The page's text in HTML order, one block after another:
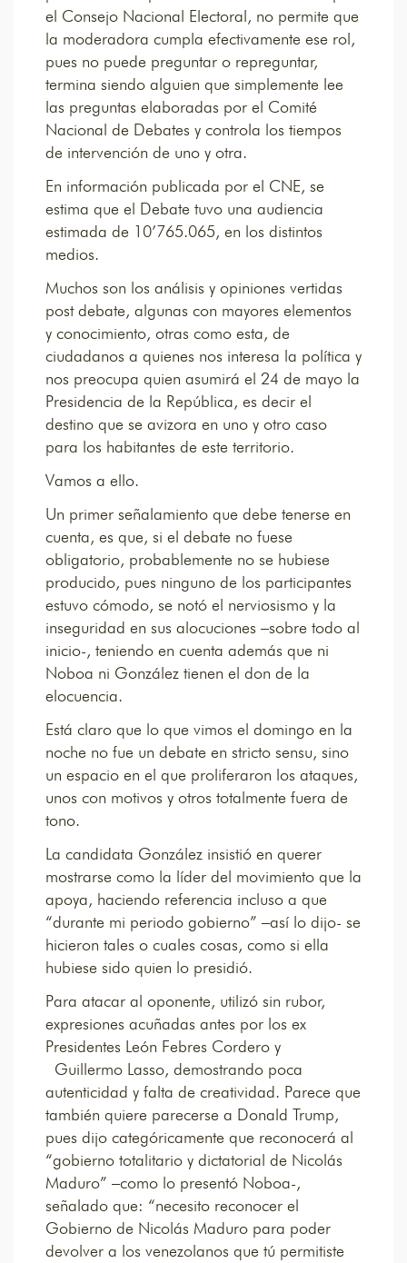
el Consejo Nacional Electoral, no permite que
la moderadora cumpla efectivamente ese rol,
pues no puede preguntar o repreguntar,
termina siendo alguien que simplemente lee
las preguntas elaboradas por el Comité
Nacional de Debates y controla los tiempos
de intervención de uno y otra.
En información publicada por el CNE, se
estima que el Debate tuvo una audiencia
estimada de 10’765.065, en los distintos
medios.
Muchos son los análisis y opiniones vertidas
post debate, algunas con mayores elementos
y conocimiento, otras como esta, de
ciudadanos a quienes nos interesa la política y
nos preocupa quien asumirá el 24 de mayo la
Presidencia de la República, es decir el
destino que se avizora en uno y otro caso
para los habitantes de este territorio.
Vamos a ello.
Un primer señalamiento que debe tenerse en
cuenta, es que, si el debate no fuese
obligatorio, probablemente no se hubiese
producido, pues ninguno de los participantes
estuvo cómodo, se notó el nerviosismo y la
inseguridad en sus alocuciones –sobre todo al
inicio-, teniendo en cuenta además que ni
Noboa ni González tienen el don de la
elocuencia.
Está claro que lo que vimos el domingo en la
noche no fue un debate en stricto sensu, sino
un espacio en el que proliferaron los ataques,
unos con motivos y otros totalmente fuera de
tono.
La candidata González insistió en querer
mostrarse como la líder del movimiento que la
apoya, haciendo referencia incluso a que
“durante mi periodo gobierno” –así lo dijo- se
hicieron tales o cuales cosas, como si ella
hubiese sido quien lo presidió.
Para atacar al oponente, utilizó sin rubor,
expresiones acuñadas antes por los ex
Presidentes León Febres Cordero y
Guillermo Lasso, demostrando poca
autenticidad y falta de creatividad. Parece que
también quiere parecerse a Donald Trump,
pues dijo categóricamente que reconocerá al
“gobierno totalitario y dictatorial de Nicolás
Maduro” –como lo presentó Noboa-,
señalado que: “necesito reconocer el
Gobierno de Nicolás Maduro para poder
devolver a los venezolanos que tú permitiste